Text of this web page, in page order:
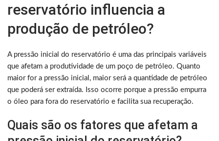
reservatório influencia a
produção de petróleo?
A pressão inicial do reservatório é uma das principais variáveis
que afetam a produtividade de um poço de petróleo. Quanto
maior for a pressão inicial, maior será a quantidade de petróleo
que poderá ser extraída. Isso ocorre porque a pressão empurra
o óleo para fora do reservatório e facilita sua recuperação.
Quais são os fatores que afetam a